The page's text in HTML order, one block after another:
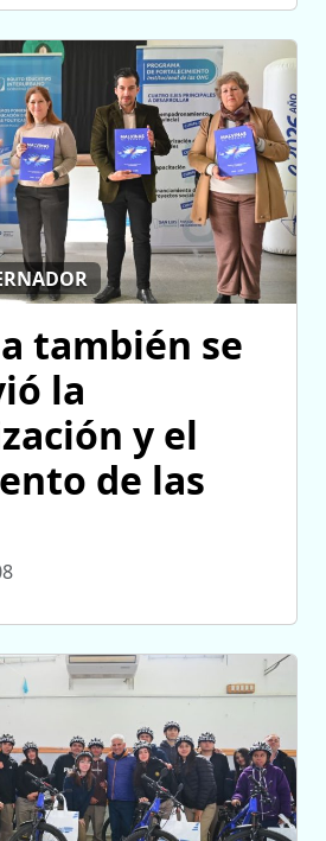
también se
la
y el
de las